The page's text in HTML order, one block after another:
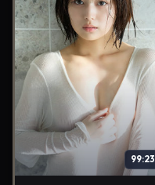
99:23